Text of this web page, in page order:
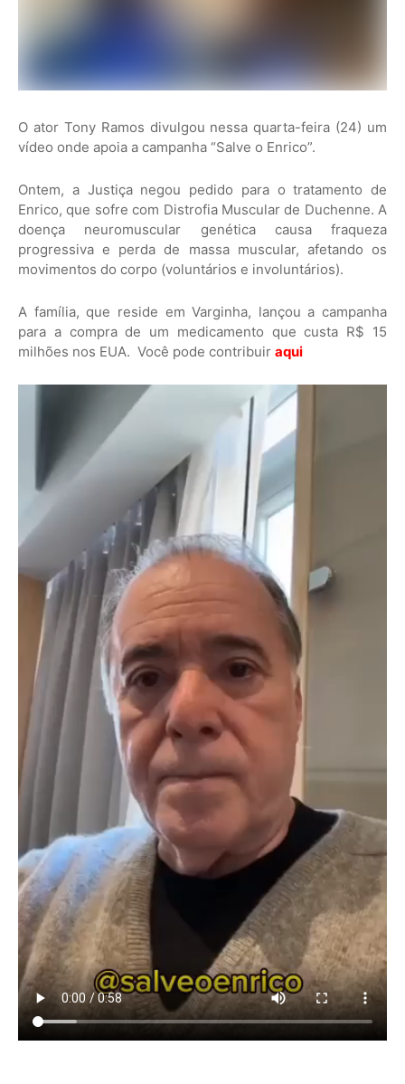
O ator Tony Ramos divulgou nessa quarta-feira (24) um
vídeo onde apoia a campanha “Salve o Enrico”.
Ontem, a Justiça negou pedido para o tratamento de
Enrico, que sofre com Distrofia Muscular de Duchenne. A
doença neuromuscular genética causa fraqueza
progressiva e perda de massa muscular, afetando os
movimentos do corpo (voluntários e involuntários).
A família, que reside em Varginha, lançou a campanha
para a compra de um medicamento que custa R$ 15
milhões nos EUA. Você pode contribuir aqui